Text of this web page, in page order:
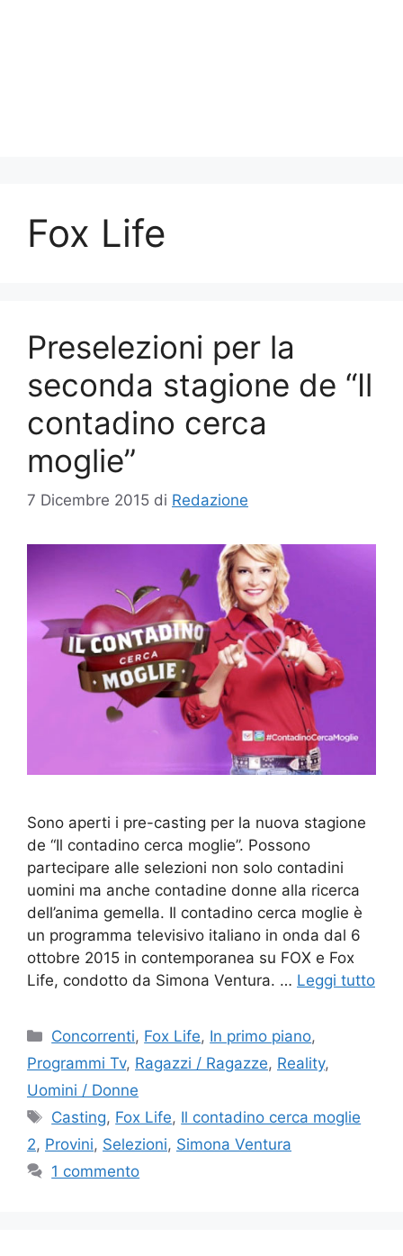
Fox Life
Preselezioni per la
seconda stagione de “Il
contadino cerca
moglie”
7 Dicembre 2015 di Redazione
Sono aperti i pre-casting per la nuova stagione
de “Il contadino cerca moglie”. Possono
partecipare alle selezioni non solo contadini
uomini ma anche contadine donne alla ricerca
dell’anima gemella. Il contadino cerca moglie è
un programma televisivo italiano in onda dal 6
ottobre 2015 in contemporanea su FOX e Fox
Life, condotto da Simona Ventura. … Leggi tutto
Categorie
Concorrenti, Fox Life, In primo piano,
Programmi Tv, Ragazzi / Ragazze, Reality,
Uomini / Donne
Tag
Casting, Fox Life, Il contadino cerca moglie
2, Provini, Selezioni, Simona Ventura
1 commento